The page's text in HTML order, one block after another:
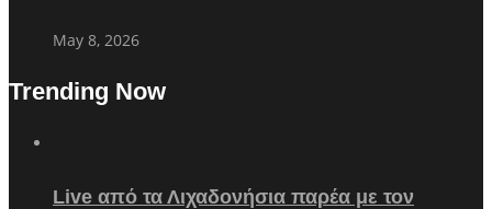
May 8, 2026
Trending Now
Live από τα Λιχαδονήσια παρέα με τον